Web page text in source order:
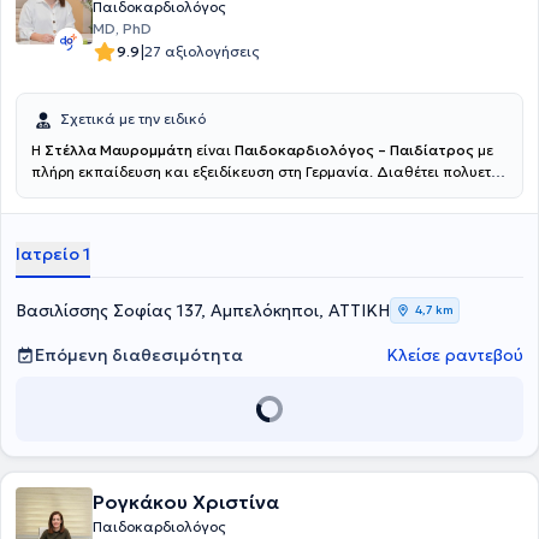
Παιδοκαρδιολόγος
MD, PhD
9.9|27 αξιολογήσεις
Σχετικά με την ειδικό
Η Στέλλα Μαυρομμάτη είναι Παιδοκαρδιολόγος – Παιδίατρος με
πλήρη εκπαίδευση και εξειδίκευση στη Γερμανία. Διαθέτει πολυετή
διάγνωση, παρακολούθηση και αντιμετώπιση συγγενών και
και τη γενική παιδιατρική φροντίδα. Έχει εμπειρία στη διαγνωστική
υπερηχογραφία και στη φροντίδα παιδιών με αυξημένες ανάγκες
παρακολούθησης. Παρείχε παιδοκαρδιολογική αξιολόγηση και
παρακολούθηση υψηλού επιπέδου αθλητών στο πλαίσιο του
Ολυμπιακού Κέντρου Προετοιμασίας του Έσσεν, διασφαλίζοντας
την ασφαλή συμμετοχή τους στον αθλητισμό. Σήμερα εργάζεται στο
εξατομικευμένη ιατρική φροντίδα, με έμφαση στην ασφάλεια του
Ιατρείο 1
Βασιλίσσης Σοφίας 137, Αμπελόκηποι, ΑΤΤΙΚΗ 4,7 km
Επόμενη διαθεσιμότητα Κλείσε ραντεβού
Ρογκάκου Χριστίνα
Παιδοκαρδιολόγος